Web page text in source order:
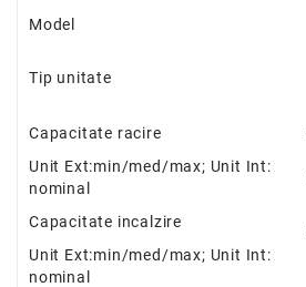
Model
Tip unitate
Capacitate racire
Unit Ext:min/med/max; Unit Int:
nominal
Capacitate incalzire
Unit Ext:min/med/max; Unit Int:
nominal